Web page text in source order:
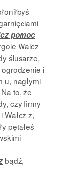
pomoc
Walcz
ślusarze,
ogrodzenie i
u, nagłymi
to, że
czy firmy
Wałcz z,
pętałeś
bądź,